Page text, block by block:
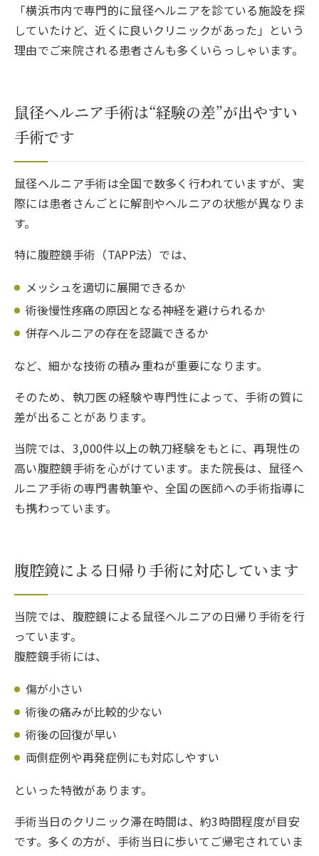
「横浜市内で専門的に鼠径ヘルニアを診ている施設を探
していたけど、近くに良いクリニックがあった」という
理由でご来院される患者さんも多くいらっしゃいます。
鼠径ヘルニア手術は“経験の差”が出やすい
手術です
鼠径ヘルニア手術は全国で数多く行われていますが、実
際には患者さんごとに解剖やヘルニアの状態が異なりま
す。
特に腹腔鏡手術（TAPP法）では、
メッシュを適切に展開できるか
術後慢性疼痛の原因となる神経を避けられるか
併存ヘルニアの存在を認識できるか
など、細かな技術の積み重ねが重要になります。
そのため、執刀医の経験や専門性によって、手術の質に
差が出ることがあります。
当院では、3,000件以上の執刀経験をもとに、再現性の
高い腹腔鏡手術を心がけています。また院長は、鼠径ヘ
ルニア手術の専門書執筆や、全国の医師への手術指導に
も携わっています。
腹腔鏡による日帰り手術に対応しています
当院では、腹腔鏡による鼠径ヘルニアの日帰り手術を行
っています。
腹腔鏡手術には、
傷が小さい
術後の痛みが比較的少ない
術後の回復が早い
両側症例や再発症例にも対応しやすい
といった特徴があります。
手術当日のクリニック滞在時間は、約3時間程度が目安
です。多くの方が、手術当日に歩いてご帰宅されていま